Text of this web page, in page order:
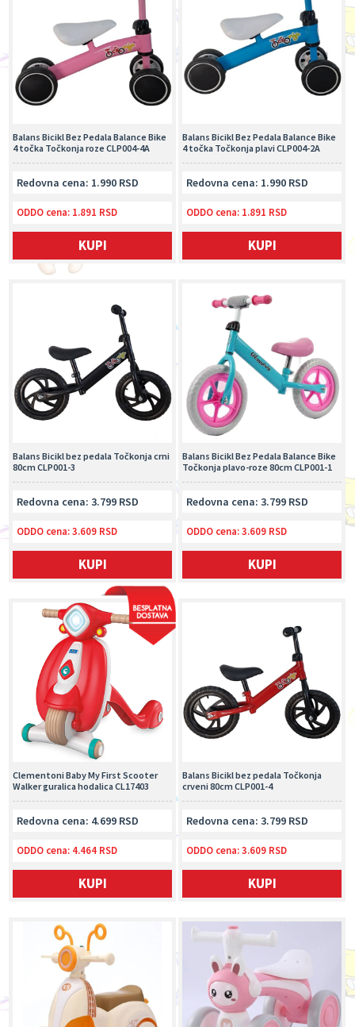
Balans Bicikl Bez Pedala Balance Bike
4 točka Točkonja plavi CLP004-2A
Redovna cena: 1.990 RSD
ODDO cena: 1.891 RSD
KUPI
Balans Bicikl Bez Pedala Balance Bike
4 točka Točkonja roze CLP004-4A
Redovna cena: 1.990 RSD
ODDO cena: 1.891 RSD
KUPI
Balans Bicikl Bez Pedala Balance Bike
Točkonja plavo-roze 80cm CLP001-1
Redovna cena: 3.799 RSD
ODDO cena:3.609 RSD
KUPI
Balans Bicikl bez pedala Točkonja crni
80cm CLP001-3
Redovna cena: 3.799 RSD
ODDO cena:3.609 RSD
KUPI
Balans Bicikl bez pedala Točkonja
crveni 80cm CLP001-4
Redovna cena: 3.799 RSD
ODDO cena:3.609 RSD
KUPI
Clementoni Baby My First Scooter
Walker guralica hodalica CL17403
Redovna cena: 4.699 RSD
ODDO cena: 4.464 RSD
KUPI